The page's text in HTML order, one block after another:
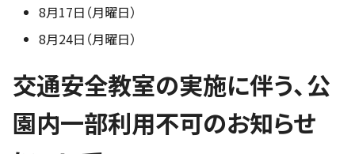
8月17日（月曜日）
8月24日（月曜日）
交通安全教室の実施に伴う、公
園内一部利用不可のお知らせ